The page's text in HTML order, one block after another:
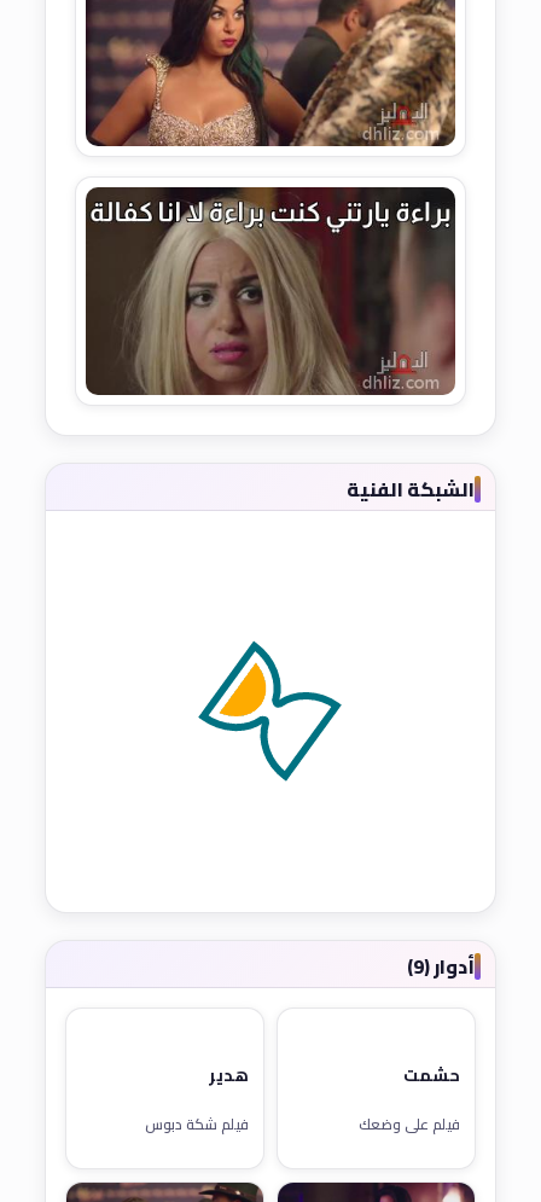
الشبكة الفنية
أدوار (9)
حشمت
فيلم على وضعك
هدير
فيلم شكة دبوس